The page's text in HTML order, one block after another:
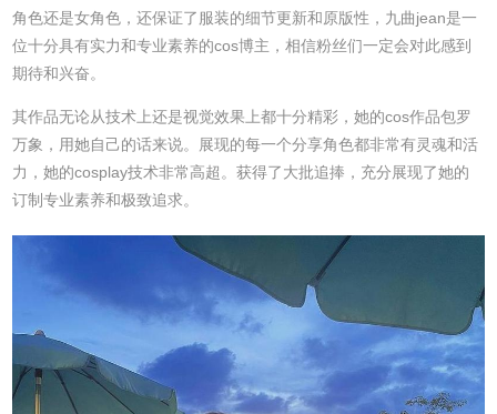
角色还是女角色，还保证了服装的细节更新和原版性，九曲jean是一
位十分具有实力和专业素养的cos博主，相信粉丝们一定会对此感到
期待和兴奋。
其作品无论从技术上还是视觉效果上都十分精彩，她的cos作品包罗
万象，用她自己的话来说。展现的每一个分享角色都非常有灵魂和活
力，她的cosplay技术非常高超。获得了大批追捧，充分展现了她的
订制专业素养和极致追求。